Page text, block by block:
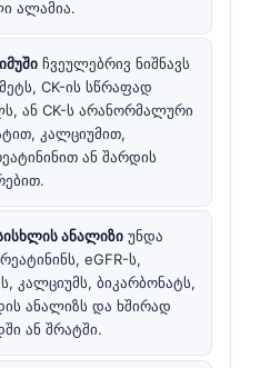
ალამია.
ჩვეულებრივ ნიშნავს
CK-ის სწრაფად
ან CK-ს არანორმალური
კალციუმით,
ან შარდის
ანალიზი უნდა
eGFR-ს,
კალციუმს, ბიკარბონატს,
ანალიზს და ხშირად
ან შრატში.